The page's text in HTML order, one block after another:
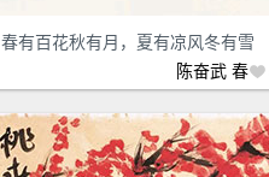
春有百花秋有月，夏有凉风冬有雪
陈奋武 春